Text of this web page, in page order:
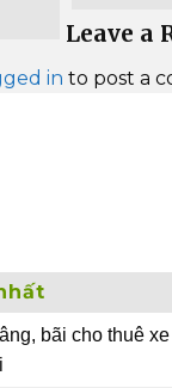
Leave a
in to post a
bãi cho thuê